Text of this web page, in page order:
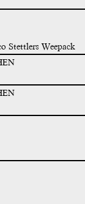
Stettlers Weepack